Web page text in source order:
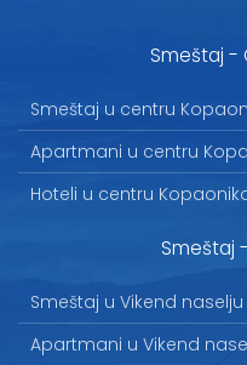
Smeštaj -
Smeštaj u centru
Apartmani u centru
Hoteli u centru
Smeštaj
Smeštaj u Vikend
Apartmani u Vikend